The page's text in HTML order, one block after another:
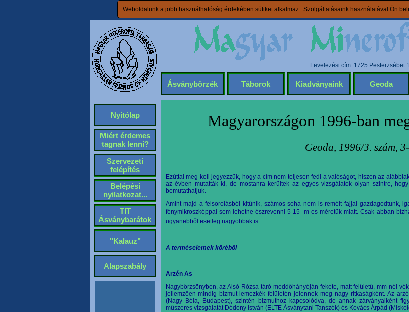
Weboldalunk a jobb használhatóság érdekében sütiket alkalmaz. Szolgáltatásaink használatával Ön
Levelezési cím: 1725 Pesterzsébet
Ásványbörzék Táborok Kiadványaink Geoda
Nyitólap
Miért érdemes
tagnak lenni?
Szervezeti
felépítés
Belépési
nyilatkozat...
TIT
Ásványbarátok
"Kalauz"
Alapszabály
Magyarországon 1996-ban
Geoda, 1996/3. szám,
Ezúttal meg kell jegyezzük, hogy a cím nem teljesen fedi a valóságot, hiszen az
az évben mutatták ki, de mostanra kerültek az egyes vizsgálatok olyan szintre,
bemutathatjuk.
Amint majd a felsorolásból kitűnik, számos soha nem is remélt fajjal gazdagodtunk,
fénymikroszkóppal sem lehetne észrevenni 5-15  m-es méretük miatt. Csak abban
ugyanebből esetleg nagyobbak is.
A terméselemek köréből
Arzén As
Nagybörzsönyben, az Alsó-Rózsa-táró meddőhányóján fekete, matt felületű, mm-nél
jellemzően mindig bizmut-lemezkék felületén jelennek meg nagy ritkaságként. Az
(Nagy Béla, Budapest), szintén bizmuthoz kapcsolódva, de annak zárványaiként
műszeres vizsgálatát Dódony István (ELTE Ásványtani Tanszék) és Kovács Árpád